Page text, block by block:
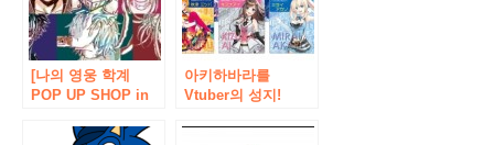
[나의 영웅 학계
POP UP SHOP in
취미 천국]가 개최!
아키하바라를
Vtuber의 성지!